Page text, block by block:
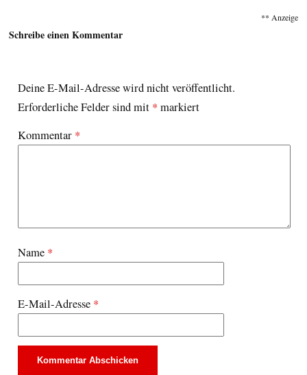
** Anzeige
Schreibe einen Kommentar
Deine E-Mail-Adresse wird nicht veröffentlicht.
Erforderliche Felder sind mit * markiert
Kommentar *
Name *
E-Mail-Adresse *